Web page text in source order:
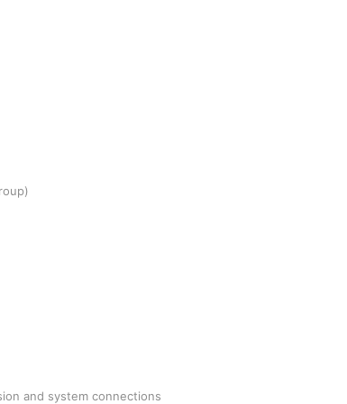
and system connections